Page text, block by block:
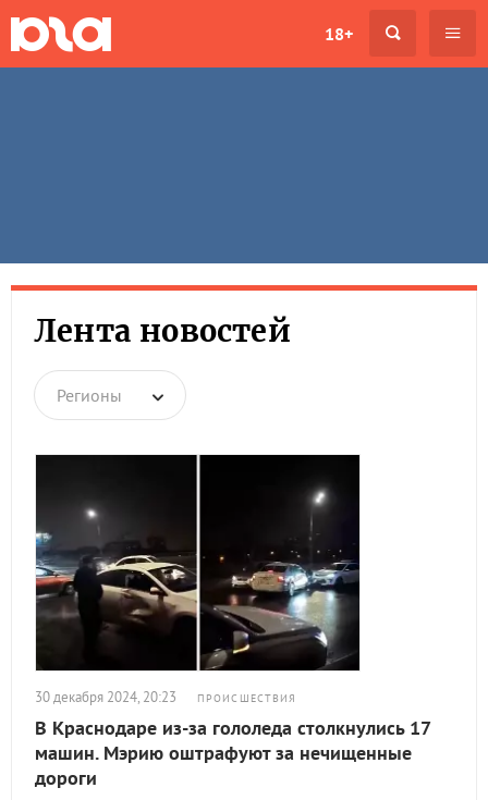
18+
Лента новостей
Регионы
30 декабря 2024, 20:23 ПРОИСШЕСТВИЯ
В Краснодаре из-за гололеда столкнулись 17
машин. Мэрию оштрафуют за нечищенные
дороги